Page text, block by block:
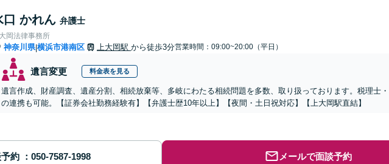
口 かれん 弁護士
岡法律事務所
神奈川県|横浜市港南区 上大岡駅 から徒歩3分営業時間：09:00~20:00（平日）
遺言変更 料金表を見る
遺言作成、財産調査、遺産分割、相続放棄等、多岐にわたる相続問題を多数、取り扱っております。税理士
の連携も可能。【証券会社勤務経験有】【弁護士歴10年以上】【夜間・土日祝対応】【上大岡駅直結】
約 メールで面談予約